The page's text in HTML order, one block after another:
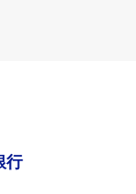
行